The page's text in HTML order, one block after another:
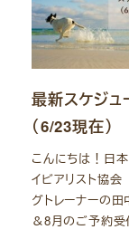
最新スケジュ
（6/23現在）
こんにちは！日
イビアリスト協
グトレーナーの
＆8月のご予約